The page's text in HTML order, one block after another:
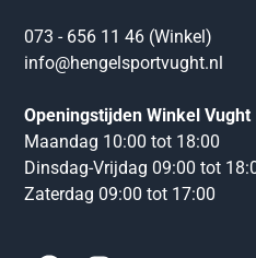
073 - 656 11 46 (Winkel)
info@hengelsportvught.nl
Openingstijden Winkel Vught
Maandag 10:00 tot 18:00
Dinsdag-Vrijdag 09:00 tot
Zaterdag 09:00 tot 17:00